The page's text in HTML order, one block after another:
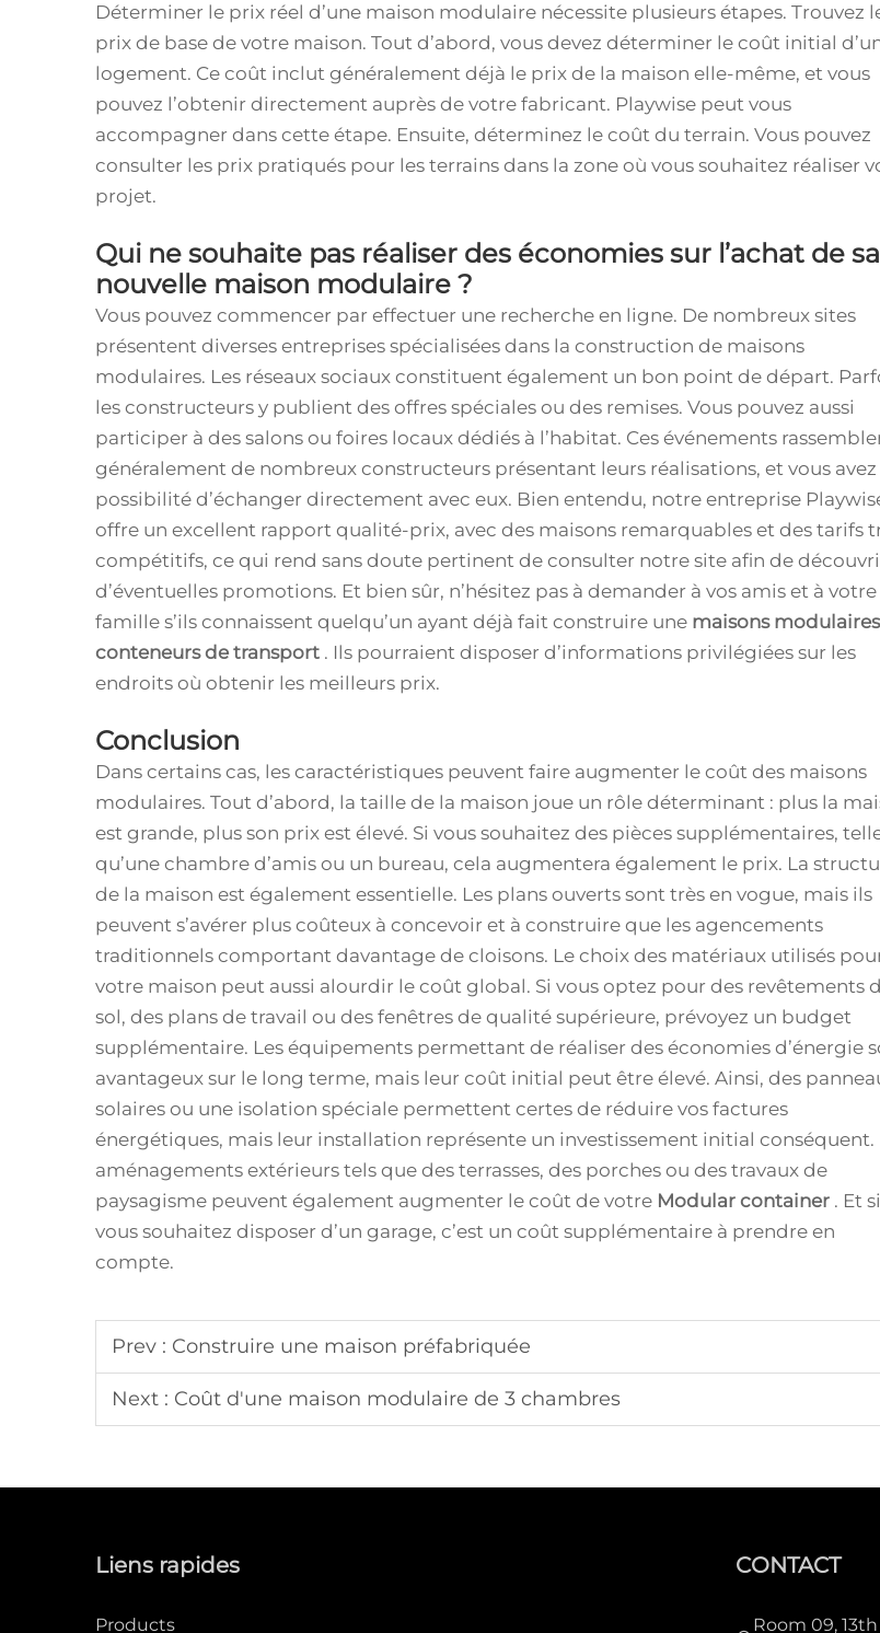
Déterminer le prix réel d’une maison modulaire nécessite plusieurs étapes. Trouvez
prix de base de votre maison. Tout d’abord, vous devez déterminer le coût initial
logement. Ce coût inclut généralement déjà le prix de la maison elle-même, et vous
pouvez l’obtenir directement auprès de votre fabricant. Playwise peut vous
accompagner dans cette étape. Ensuite, déterminez le coût du terrain. Vous pouvez
consulter les prix pratiqués pour les terrains dans la zone où vous souhaitez réaliser
projet.
Qui ne souhaite pas réaliser des économies sur l’achat de sa
nouvelle maison modulaire ?
Vous pouvez commencer par effectuer une recherche en ligne. De nombreux sites
présentent diverses entreprises spécialisées dans la construction de maisons
modulaires. Les réseaux sociaux constituent également un bon point de départ.
les constructeurs y publient des offres spéciales ou des remises. Vous pouvez aussi
participer à des salons ou foires locaux dédiés à l’habitat. Ces événements
généralement de nombreux constructeurs présentant leurs réalisations, et vous avez
possibilité d’échanger directement avec eux. Bien entendu, notre entreprise
offre un excellent rapport qualité-prix, avec des maisons remarquables et des tarifs
compétitifs, ce qui rend sans doute pertinent de consulter notre site afin de
d’éventuelles promotions. Et bien sûr, n’hésitez pas à demander à vos amis et à votre
famille s’ils connaissent quelqu’un ayant déjà fait construire une maisons
conteneurs de transport . Ils pourraient disposer d’informations privilégiées sur les
endroits où obtenir les meilleurs prix.
Conclusion
Dans certains cas, les caractéristiques peuvent faire augmenter le coût des maisons
modulaires. Tout d’abord, la taille de la maison joue un rôle déterminant : plus la
est grande, plus son prix est élevé. Si vous souhaitez des pièces supplémentaires,
qu’une chambre d’amis ou un bureau, cela augmentera également le prix. La
de la maison est également essentielle. Les plans ouverts sont très en vogue, mais ils
peuvent s’avérer plus coûteux à concevoir et à construire que les agencements
traditionnels comportant davantage de cloisons. Le choix des matériaux utilisés
votre maison peut aussi alourdir le coût global. Si vous optez pour des revêtements
sol, des plans de travail ou des fenêtres de qualité supérieure, prévoyez un budget
supplémentaire. Les équipements permettant de réaliser des économies d’énergie
avantageux sur le long terme, mais leur coût initial peut être élevé. Ainsi, des
solaires ou une isolation spéciale permettent certes de réduire vos factures
énergétiques, mais leur installation représente un investissement initial conséquent.
aménagements extérieurs tels que des terrasses, des porches ou des travaux de
paysagisme peuvent également augmenter le coût de votre Modular container . Et si
vous souhaitez disposer d’un garage, c’est un coût supplémentaire à prendre en
compte.
Prev : Construire une maison préfabriquée
Next : Coût d'une maison modulaire de 3 chambres
Liens rapides
Products
CONTACT
Room 09,